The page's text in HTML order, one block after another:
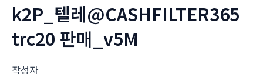
k2P_텔레@CASHFILTER365
trc20 판매_v5M
작성자